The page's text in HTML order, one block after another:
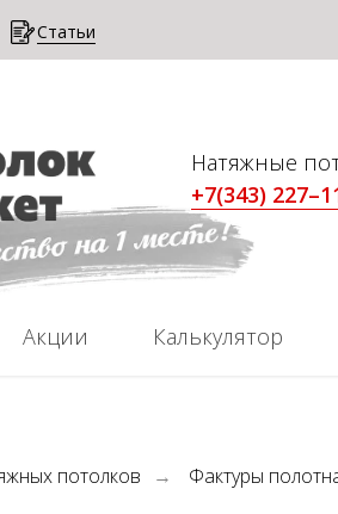
Статьи
Натяжные
+7(343)
Акции Калькулятор
потолков → Фактуры